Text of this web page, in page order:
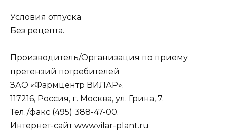
Условия отпуска
Без рецепта.
Производитель/Организация по приему
претензий потребителей
ЗАО «Фармцентр ВИЛАР».
117216, Россия, г. Москва, ул. Грина, 7.
Тел./факс (495) 388-47-00.
Интернет-сайт www.vilar-plant.ru